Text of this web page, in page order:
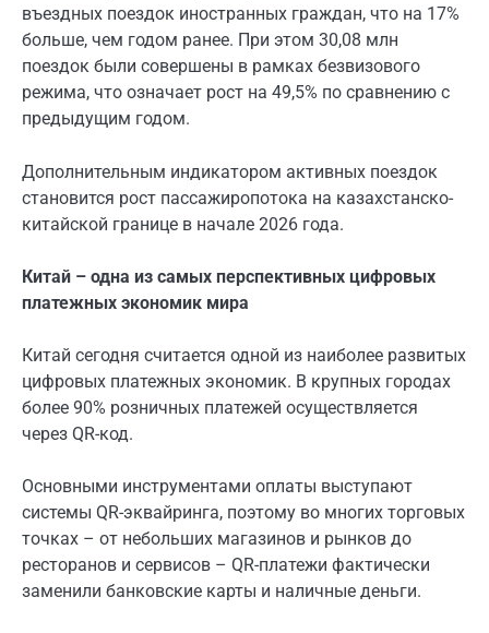
въездных поездок иностранных граждан, что на 17%
больше, чем годом ранее. При этом 30,08 млн
поездок были совершены в рамках безвизового
режима, что означает рост на 49,5% по сравнению с
предыдущим годом.
Дополнительным индикатором активных поездок
становится рост пассажиропотока на казахстанско-
китайской границе в начале 2026 года.
Китай – одна из самых перспективных цифровых
платежных экономик мира
Китай сегодня считается одной из наиболее развитых
цифровых платежных экономик. В крупных городах
более 90% розничных платежей осуществляется
через QR-код.
Основными инструментами оплаты выступают
системы QR-эквайринга, поэтому во многих торговых
точках – от небольших магазинов и рынков до
ресторанов и сервисов – QR-платежи фактически
заменили банковские карты и наличные деньги.